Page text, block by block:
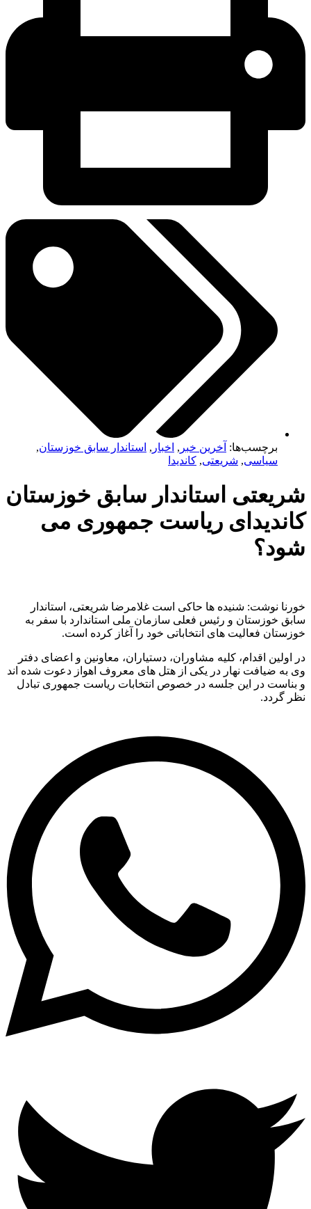
برچسب‌ها:آخرین خبر ,اخبار,استاندار سابق خوزستان,
سیاسی,شریعتی,کاندیدا
استاندار سابق خوزستان
ریاست جمهوری می
نوشت: شنیده ها حاکی است غلامرضا شریعتی، استاندار
خوزستان و رئیس فعلی سازمان ملی استاندارد با سفر به
فعالیت های انتخاباتی خود را آغاز کرده است.
اولین اقدام، کلیه مشاوران، دستیاران، معاونین و اعضای دفتر
به ضیافت نهار در یکی از هتل های معروف اهواز دعوت شده اند
در این جلسه در خصوص انتخابات ریاست جمهوری تبادل
گردد.